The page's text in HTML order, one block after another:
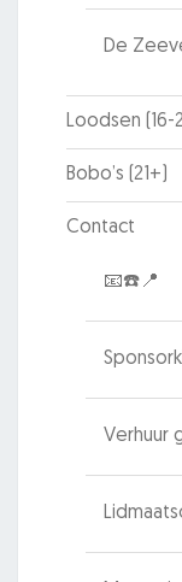
De
Loodsen (16-
Bobo’s (21+)
Contact
📧☎️📍
Verhuur